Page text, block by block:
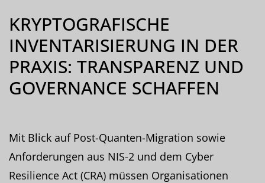
KRYPTOGRAFISCHE
INVENTARISIERUNG IN DER
PRAXIS: TRANSPARENZ UND
GOVERNANCE SCHAFFEN
Mit Blick auf Post-Quanten-Migration sowie
Anforderungen aus NIS-2 und dem Cyber
Resilience Act (CRA) müssen Organisationen